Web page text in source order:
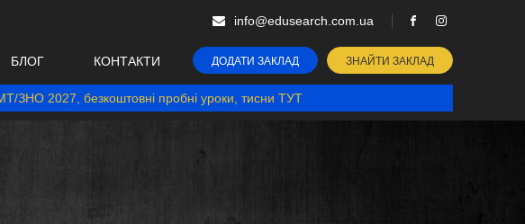
info@edusearch.com.ua
БЛОГ КОНТАКТИ ДОДАТИ ЗАКЛАД ЗНАЙТИ ЗАКЛАД
ЗНО 2027, безкоштовні пробні уроки, тисни ТУТ